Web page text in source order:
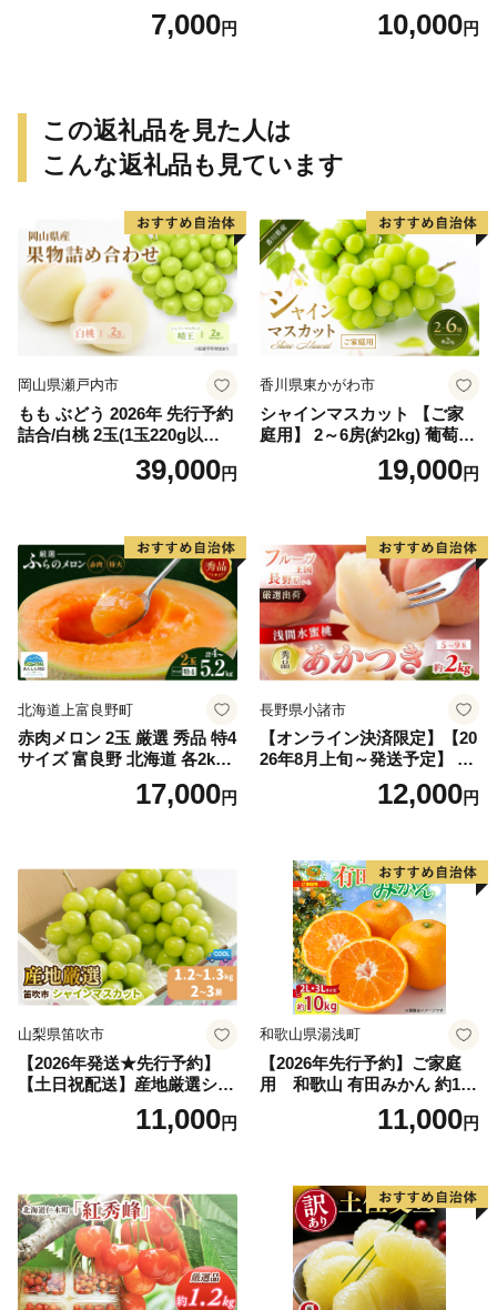
保証分 11月から12月下旬ま
でに順次発送致します。 / 訳
7,000円
保証分 11月から12月下旬ま
でに順次発送致します。 / 訳
10,000円
この返礼品を見た人は
こんな返礼品も見ています
岡山県瀬戸内市
もも ぶどう 2026年 先行予約
詰合/白桃 2玉(1玉220g以
上)・シャインマスカット 晴
39,000円
香川県東かがわ市
シャインマスカット 【ご家
庭用】 2～6房(約2kg) 葡萄 ぶ
どう ブドウ フルーツ 果物 く
だもの 果実 旬の果物 旬のフ
19,000円
北海道上富良野町
赤肉メロン 2玉 厳選 秀品 特4
サイズ 富良野 北海道 各2kg
～2.6kg 2玉 セット ファーム
富良野 メロン めろん 果物 く
17,000円
長野県小諸市
【オンライン決済限定】【20
26年8月上旬～発送予定】 先
行予約 「浅間水蜜桃プレミ
アム」 もも あかつき 秀品 約
果肉 長野県産 小諸市
12,000円
山梨県笛吹市
【2026年発送★先行予約】
【土日祝配送】産地厳選シャ
インマスカット1.2kg～1.3kg
（2房～3房）※沖縄・離島配
笛吹市 山梨県 フルーツ 果物
ぶどう 葡萄 大粒 シャインマ
スカット おすすめ シャイン
マスカット 贈答 ギフト 産地
笛吹市 シャインマスカット
笛吹 葡萄 国産 ぶどう 人気
11,000円
和歌山県湯浅町
【2026年先行予約】ご家庭
用 和歌山 有田みかん 約10k
g (2L、3Lサイズ)【湯浅町】
11,000円